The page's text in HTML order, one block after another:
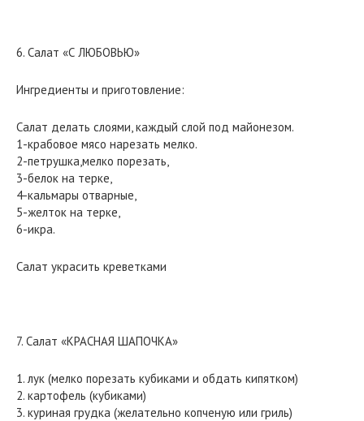
6. Салат «С ЛЮБОВЬЮ»
Ингредиенты и приготовление:
Салат делать слоями, каждый слой под майонезом.
1-крабовое мясо нарезать мелко.
2-петрушка,мелко порезать,
3-белок на терке,
4-кальмары отварные,
5-желток на терке,
6-икра.
Салат украсить креветками
7. Салат «КРАСНАЯ ШАПОЧКА»
1. лук (мелко порезать кубиками и обдать кипятком)
2. картофель (кубиками)
3. куриная грудка (желательно копченую или гриль)